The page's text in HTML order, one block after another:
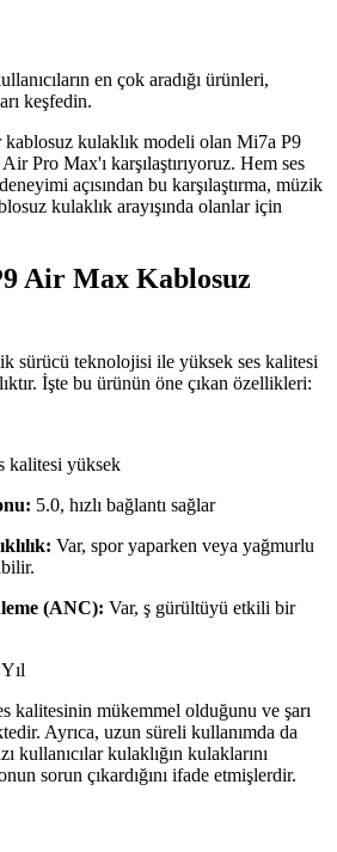
en çok aradığı ürünleri,
keşfedin.
kulaklık modeli olan Mi7a P9
Pro Max'ı karşılaştırıyoruz. Hem ses
açısından bu karşılaştırma, müzik
kulaklık arayışında olanlar için
Air Max Kablosuz
sürücü teknolojisi ile yüksek ses kalitesi
İşte bu ürünün öne çıkan özellikleri:
kalitesi yüksek
5.0, hızlı bağlantı sağlar
Var, spor yaparken veya yağmurlu
(ANC): Var, ş gürültüyü etkili bir
kalitesinin mükemmel olduğunu ve şarı
Ayrıca, uzun süreli kullanımda da
kullanıcılar kulaklığın kulaklarını
sorun çıkardığını ifade etmişlerdir.